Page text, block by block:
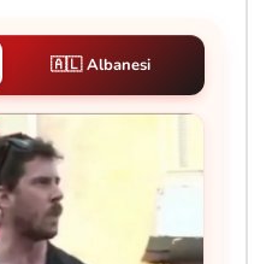
🇦🇱 Albanesi